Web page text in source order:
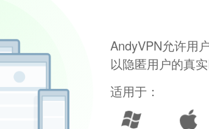
AndyVPN允许用
以隐匿用户的真
适用于：